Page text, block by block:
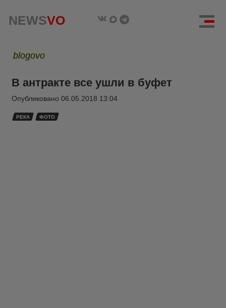
NEWSVO
blogovo
В антракте все ушли в буфет
Опубликовано 06.05.2018 13:04
РЕКА ФОТО